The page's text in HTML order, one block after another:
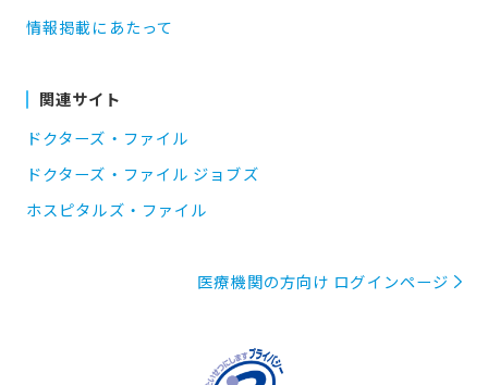
情報掲載にあたって
関連サイト
ドクターズ・ファイル
ドクターズ・ファイル ジョブズ
ホスピタルズ・ファイル
医療機関の方向け ログインページ